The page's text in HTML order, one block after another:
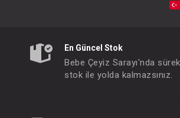
Elbise...Pineapple
FIYATLARI GÖRMEK IÇIN ÜYE
En Güncel Stok
Bebe Çeyiz Sarayı'nda
stok ile yolda kalmazsınız.